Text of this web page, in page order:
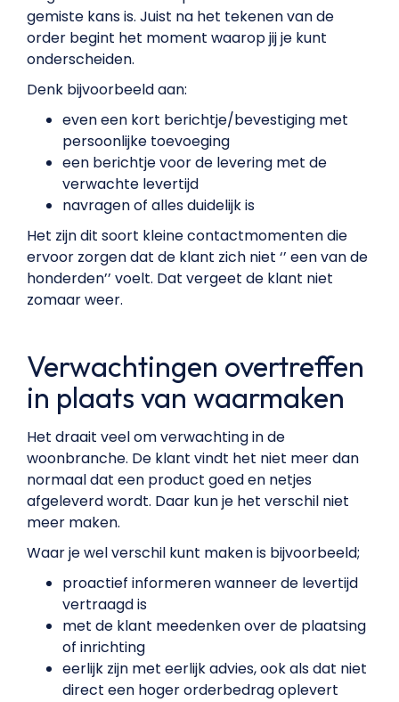
gemiste kans is. Juist na het tekenen van de
order begint het moment waarop jij je kunt
onderscheiden.
Denk bijvoorbeeld aan:
even een kort berichtje/bevestiging met
persoonlijke toevoeging
een berichtje voor de levering met de
verwachte levertijd
navragen of alles duidelijk is
Het zijn dit soort kleine contactmomenten die
ervoor zorgen dat de klant zich niet ‘’ een van de
honderden’’ voelt. Dat vergeet de klant niet
zomaar weer.
Verwachtingen overtreffen
in plaats van waarmaken
Het draait veel om verwachting in de
woonbranche. De klant vindt het niet meer dan
normaal dat een product goed en netjes
afgeleverd wordt. Daar kun je het verschil niet
meer maken.
Waar je wel verschil kunt maken is bijvoorbeeld;
proactief informeren wanneer de levertijd
vertraagd is
met de klant meedenken over de plaatsing
of inrichting
eerlijk zijn met eerlijk advies, ook als dat niet
direct een hoger orderbedrag oplevert